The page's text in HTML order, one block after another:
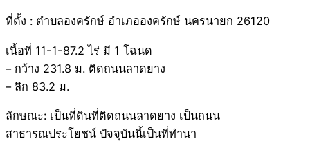
ที่ตั้ง : ตำบลองครักษ์ อำเภอองครักษ์ นครนายก 26120
เนื้อที่ 11-1-87.2 ไร่ มี 1 โฉนด
– กว้าง 231.8 ม. ติดถนนลาดยาง
– ลึก 83.2 ม.
ลักษณะ: เป็นที่ดินที่ติดถนนลาดยาง เป็นถนน
สาธารณประโยชน์ ปัจจุบันนี้เป็นที่ทำนา